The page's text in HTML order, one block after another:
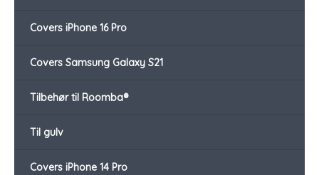
Covers iPhone 16 Pro
Covers Samsung Galaxy S21
Tilbehør til Roomba®
Til gulv
Covers iPhone 14 Pro